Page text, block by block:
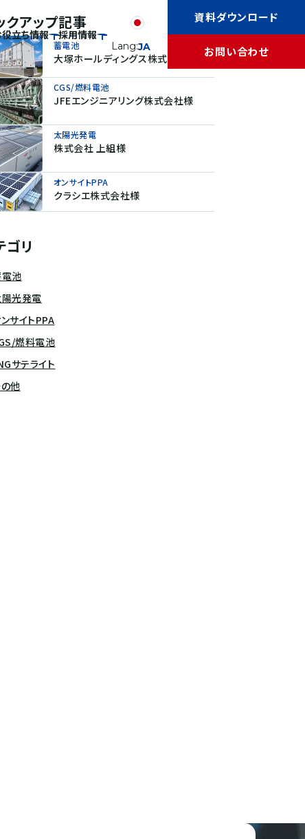
立ち情報 採用情報
資料ダウンロード
お問い合わせ
Lang:JA
クアップ記事
蓄電池
大塚ホールディングス株式会社様
CGS/燃料電池
JFEエンジニアリング株式会社様
太陽光発電
株式会社 上組様
オンサイトPPA
クラシエ株式会社様
ゴリ
池
光発電
サイトPPA
燃料電池
サテライト
他